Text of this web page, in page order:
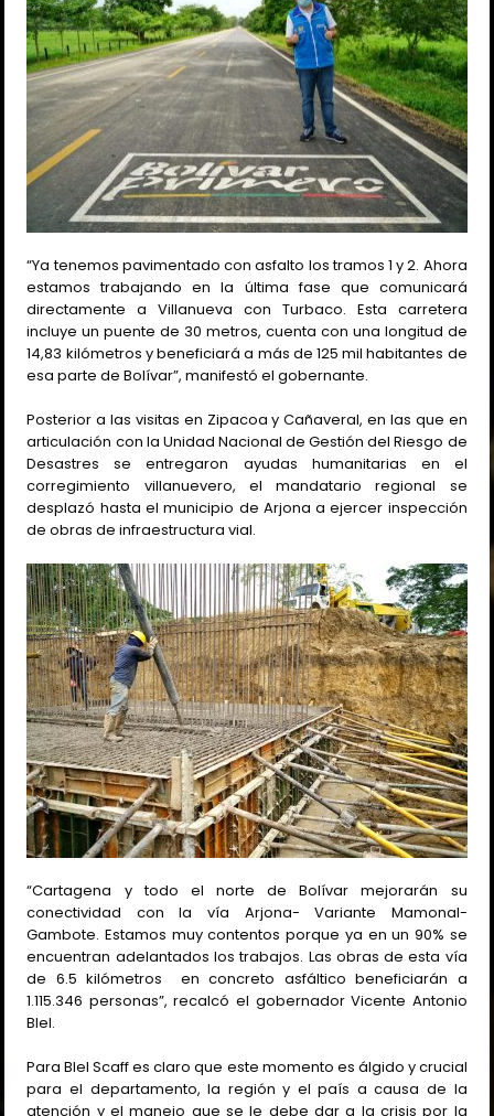
“Ya tenemos pavimentado con asfalto los tramos 1 y 2. Ahora
estamos trabajando en la última fase que comunicará
directamente a Villanueva con Turbaco. Esta carretera
incluye un puente de 30 metros, cuenta con una longitud de
14,83 kilómetros y beneficiará a más de 125 mil habitantes de
esa parte de Bolívar”, manifestó el gobernante.
Posterior a las visitas en Zipacoa y Cañaveral, en las que en
articulación con la Unidad Nacional de Gestión del Riesgo de
Desastres se entregaron ayudas humanitarias en el
corregimiento villanuevero, el mandatario regional se
desplazó hasta el municipio de Arjona a ejercer inspección
de obras de infraestructura vial.
“Cartagena y todo el norte de Bolívar mejorarán su
conectividad con la vía Arjona- Variante Mamonal-
Gambote. Estamos muy contentos porque ya en un 90% se
encuentran adelantados los trabajos. Las obras de esta vía
de 6.5 kilómetros en concreto asfáltico beneficiarán a
1.115.346 personas”, recalcó el gobernador Vicente Antonio
Blel.
Para Blel Scaff es claro que este momento es álgido y crucial
para el departamento, la región y el país a causa de la
atención y el manejo que se le debe dar a la crisis por la